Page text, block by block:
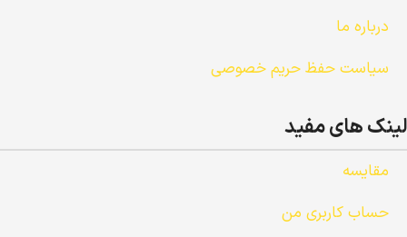
درباره ما
سیاست حفظ حریم خصوصی
لینک های مفید
مقایسه
حساب کاربری من